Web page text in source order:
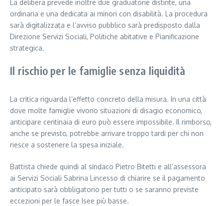
La delibera prevede inoltre due graduatorie distinte, una
ordinaria e una dedicata ai minori con disabilità. La procedura
sarà digitalizzata e l’avviso pubblico sarà predisposto dalla
Direzione Servizi Sociali, Politiche abitative e Pianificazione
strategica.
Il rischio per le famiglie senza liquidità
La critica riguarda l’effetto concreto della misura. In una città
dove molte famiglie vivono situazioni di disagio economico,
anticipare centinaia di euro può essere impossibile. Il rimborso,
anche se previsto, potrebbe arrivare troppo tardi per chi non
riesce a sostenere la spesa iniziale.
Battista chiede quindi al sindaco Pietro Bitetti e all’assessora
ai Servizi Sociali Sabrina Lincesso di chiarire se il pagamento
anticipato sarà obbligatorio per tutti o se saranno previste
eccezioni per le fasce Isee più basse.